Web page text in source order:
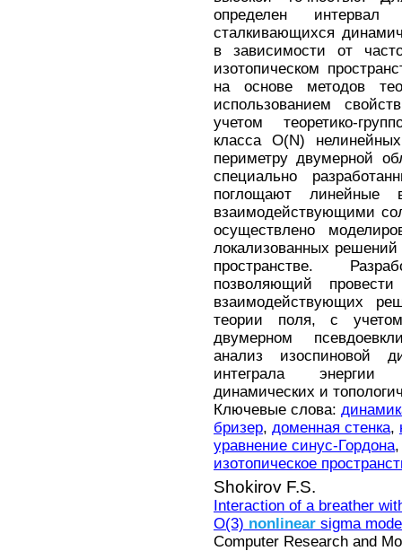
определен интервал
сталкивающихся
в зависимости от
изотопическом
на основе методов
использованием
учетом теоретико-
класса O(N)
периметру двумерной
специально
поглощают линейные
взаимодействующими
осуществлено
локализованных
пространстве.
позволяющий
взаимодействующих
теории поля, с
двумерном
анализ изоспиновой
интеграла энергии
динамических и
Ключевые слова:
бризер, доменная стенка,
уравнение синус-Гордона
изотопическое
Shokirov F.S.
Interaction of a breather
O(3) nonlinear sigma
Computer Research and